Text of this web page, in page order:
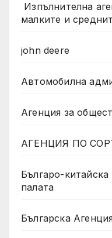
Изпълнителна
малките и
john deere
Автомобилна
Агенция за
АГЕНЦИЯ ПО
Българо-
палата
Българска